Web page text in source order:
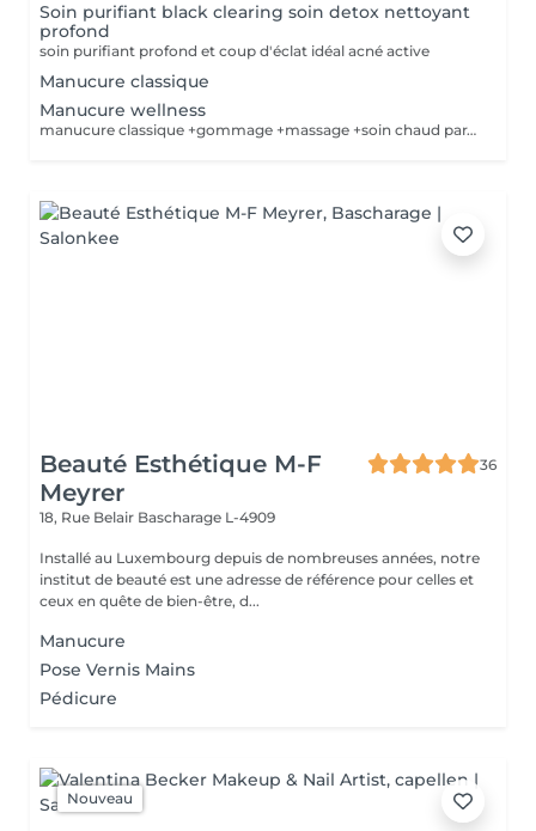
Soin purifiant black clearing soin detox nettoyant
profond
soin purifiant profond et coup d'éclat idéal acné active
Manucure classique
Manucure wellness
manucure classique +gommage +massage +soin chaud paraffine
Beauté Esthétique M-F
Meyrer
36
18, Rue Belair Bascharage L-4909
Installé au Luxembourg depuis de nombreuses années, notre
institut de beauté est une adresse de référence pour celles et
ceux en quête de bien-être, d...
Manucure
Pose Vernis Mains
Pédicure
Nouveau